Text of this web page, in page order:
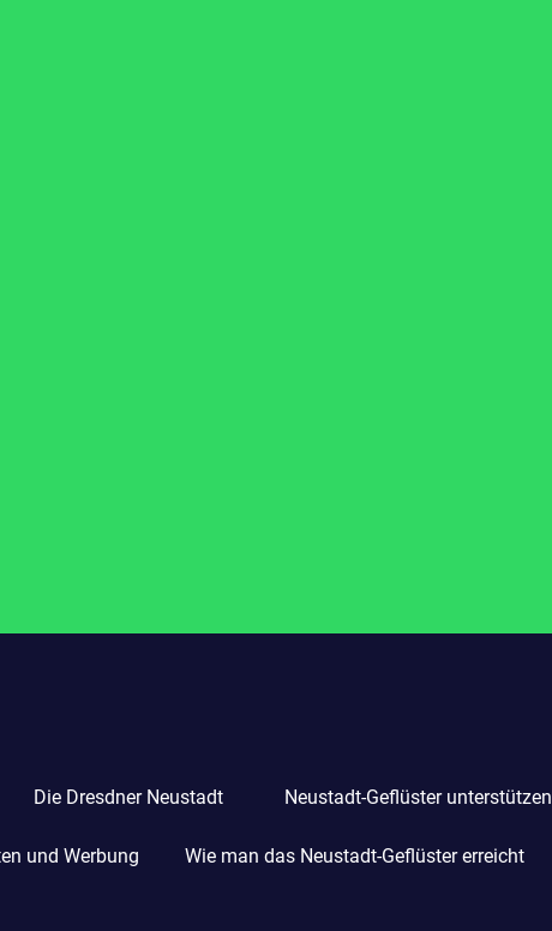
Die Dresdner Neustadt Neustadt-Geflüster unterstützen
und Werbung Wie man das Neustadt-Geflüster erreicht